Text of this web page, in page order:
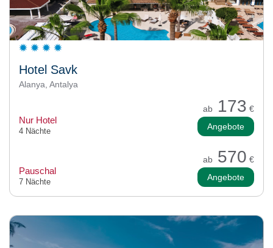
Hotel Savk
Alanya, Antalya
ab 173 €
Nur Hotel
4 Nächte Angebote
ab 570 €
Pauschal
7 Nächte Angebote